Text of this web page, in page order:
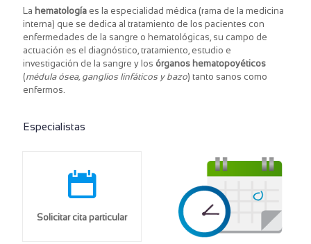
La hematología es la especialidad médica (rama de la medicina
interna) que se dedica al tratamiento de los pacientes con
enfermedades de la sangre o hematológicas, su campo de
actuación es el diagnóstico, tratamiento, estudio e
investigación de la sangre y los órganos hematopoyéticos
(médula ósea, ganglios linfáticos y bazo) tanto sanos como
enfermos.​
Especialistas
Solicitar cita particular